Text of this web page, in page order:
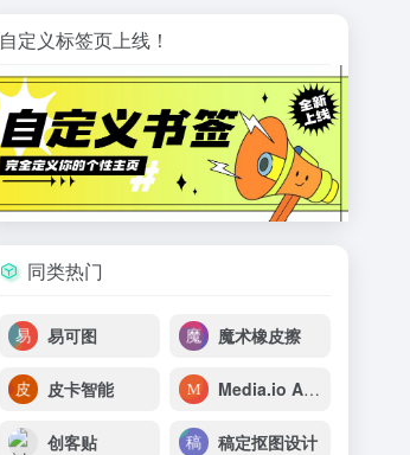
自定义标签页上线！
同类热门
易可图 魔术橡皮擦
皮卡智能 Media.io AI Image Upscaler
创客贴 稿定抠图设计